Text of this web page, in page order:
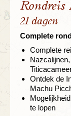
Rondreis
21 dagen
Complete
Complete
Ontdek de
Machu
te lopen